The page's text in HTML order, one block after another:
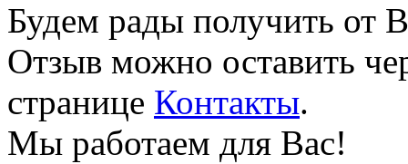
Будем рады получить от
Отзыв можно оставить
странице Контакты.
Мы работаем для Вас!